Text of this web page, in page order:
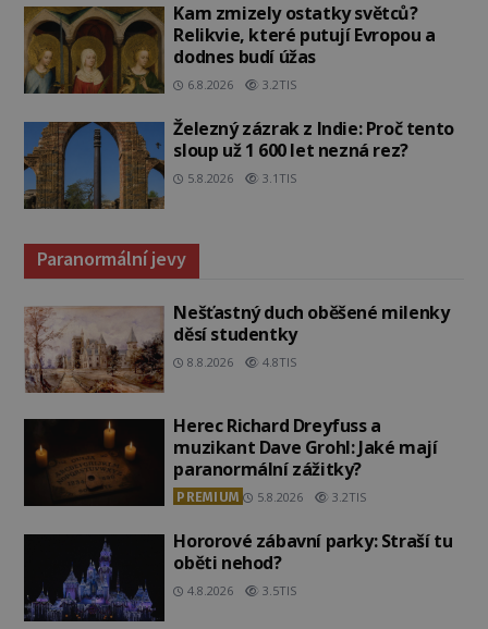
Kam zmizely ostatky světců?
Relikvie, které putují Evropou a
dodnes budí úžas
6.8.2026 3.2TIS
Železný zázrak z Indie: Proč tento
sloup už 1 600 let nezná rez?
5.8.2026 3.1TIS
Paranormální jevy
Nešťastný duch oběšené milenky
děsí studentky
8.8.2026 4.8TIS
Herec Richard Dreyfuss a
muzikant Dave Grohl: Jaké mají
paranormální zážitky?
PREMIUM 5.8.2026 3.2TIS
Hororové zábavní parky: Straší tu
oběti nehod?
4.8.2026 3.5TIS